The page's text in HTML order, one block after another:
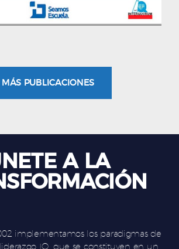
MÁS PUBLICACIONES
A LA
implementamos los paradigmas de
IQ, que se constituyen en un